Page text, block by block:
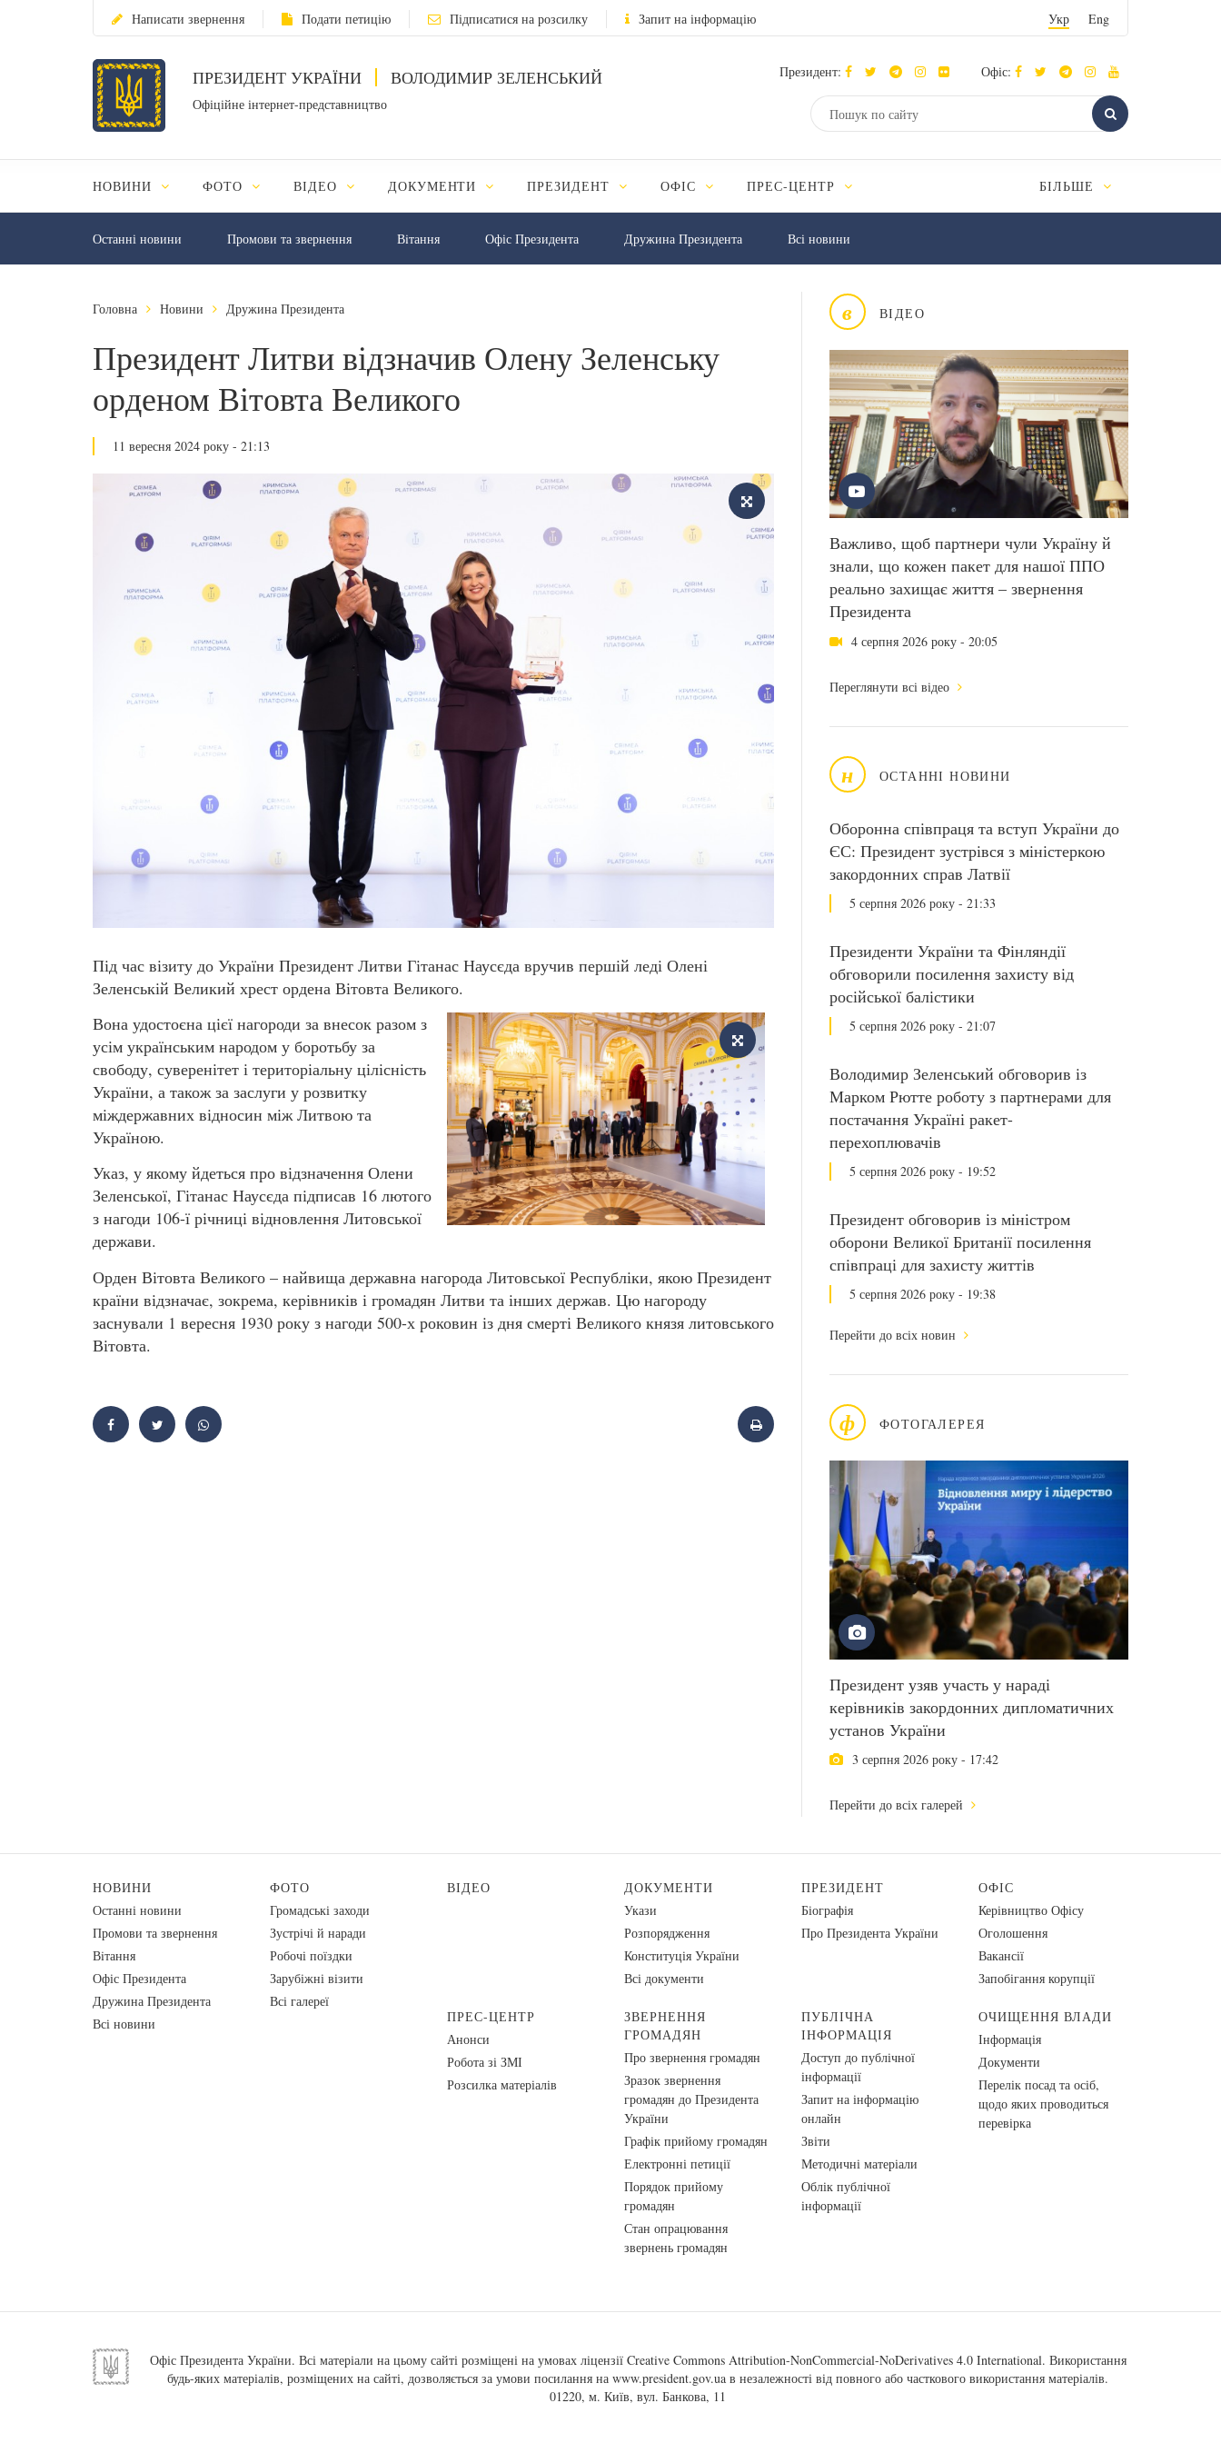
Написати звернення Подати петицію Підписатися на розсилку Запит на інформацію Укр Eng
ПРЕЗИДЕНТ УКРАЇНИ ВОЛОДИМИР ЗЕЛЕНСЬКИЙ
Офіційне інтернет-представництво
Президент: Офіс:
НОВИНИ ФОТО ВІДЕО ДОКУМЕНТИ ПРЕЗИДЕНТ ОФІС ПРЕС-ЦЕНТР БІЛЬШЕ
Останні новини Промови та звернення Вiтання Офіс Президента Дружина Президента Всі новини
в ВІДЕО
Важливо, щоб партнери чули Україну й
знали, що кожен пакет для нашої ППО
реально захищає життя – звернення
Президента
4 серпня 2026 року - 20:05
Переглянути всі відео
н ОСТАННІ НОВИНИ
Оборонна співпраця та вступ України до
ЄС: Президент зустрівся з міністеркою
закордонних справ Латвії
5 серпня 2026 року - 21:33
Президенти України та Фінляндії
обговорили посилення захисту від
російської балістики
5 серпня 2026 року - 21:07
Володимир Зеленський обговорив із
Марком Рютте роботу з партнерами для
постачання Україні ракет-
перехоплювачів
5 серпня 2026 року - 19:52
Президент обговорив із міністром
оборони Великої Британії посилення
співпраці для захисту життів
5 серпня 2026 року - 19:38
Перейти до всіх новин
ф ФОТОГАЛЕРЕЯ
Президент узяв участь у нараді
керівників закордонних дипломатичних
установ України
3 серпня 2026 року - 17:42
Перейти до всіх галерей
Головна Новини Дружина Президента
Президент Литви відзначив Олену Зеленську
орденом Вітовта Великого
11 вересня 2024 року - 21:13
Під час візиту до України Президент Литви Гітанас Наусєда вручив першій леді Олені
Зеленській Великий хрест ордена Вітовта Великого.
Вона удостоєна цієї нагороди за внесок разом з
усім українським народом у боротьбу за
свободу, суверенітет і територіальну цілісність
України, а також за заслуги у розвитку
міждержавних відносин між Литвою та
Україною.
Указ, у якому йдеться про відзначення Олени
Зеленської, Гітанас Наусєда підписав 16 лютого
з нагоди 106-ї річниці відновлення Литовської
держави.
Орден Вітовта Великого – найвища державна нагорода Литовської Республіки, якою Президент
країни відзначає, зокрема, керівників і громадян Литви та інших держав. Цю нагороду
заснували 1 вересня 1930 року з нагоди 500-х роковин із дня смерті Великого князя литовського
Вітовта.
НОВИНИ
Останні новини
Промови та звернення
Вiтання
Офіс Президента
Дружина Президента
Всі новини
ФОТО
Громадські заходи
Зустрічі й наради
Робочі поїздки
Зарубіжні візити
Всі галереї
ВІДЕО
ДОКУМЕНТИ
Укази
Розпорядження
Конституція України
Всі документи
ПРЕЗИДЕНТ
Біографія
Про Президента України
ОФІС
Керівництво Офісу
Оголошення
Вакансії
Запобігання корупції
ПРЕС-ЦЕНТР
Анонси
Робота зі ЗМІ
Розсилка матеріалів
ЗВЕРНЕННЯ
ГРОМАДЯН
Про звернення громадян
Зразок звернення
громадян до Президента
України
Графік прийому громадян
Електронні петиції
Порядок прийому
громадян
Стан опрацювання
звернень громадян
ПУБЛІЧНА
ІНФОРМАЦІЯ
Доступ до публічної
інформації
Запит на інформацію
онлайн
Звіти
Методичні матеріали
Облік публічної
інформації
ОЧИЩЕННЯ ВЛАДИ
Інформація
Документи
Перелік посад та осіб,
щодо яких проводиться
перевірка
Офіс Президента України. Всі матеріали на цьому сайті розміщені на умовах ліцензії Creative Commons Attribution-NonCommercial-NoDerivatives 4.0 International. Використання
будь-яких матеріалів, розміщених на сайті, дозволяється за умови посилання на www.president.gov.ua в незалежності від повного або часткового використання матеріалів.
01220, м. Київ, вул. Банкова, 11